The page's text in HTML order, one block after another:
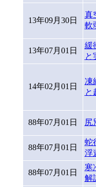
13年09月30日
真
軟
13年07月01日
緩
と
14年02月01日
凍
と
88年07月01日 尻
88年07月01日
蛇
浮
88年07月01日
寒
解